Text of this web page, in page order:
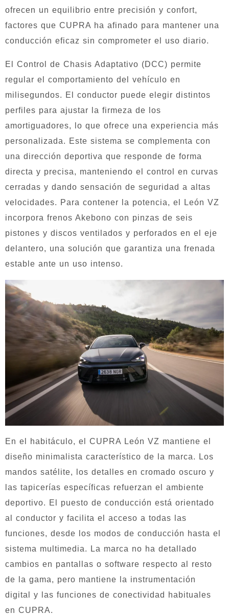
ofrecen un equilibrio entre precisión y confort,
factores que CUPRA ha afinado para mantener una
conducción eficaz sin comprometer el uso diario.
El Control de Chasis Adaptativo (DCC) permite
regular el comportamiento del vehículo en
milisegundos. El conductor puede elegir distintos
perfiles para ajustar la firmeza de los
amortiguadores, lo que ofrece una experiencia más
personalizada. Este sistema se complementa con
una dirección deportiva que responde de forma
directa y precisa, manteniendo el control en curvas
cerradas y dando sensación de seguridad a altas
velocidades. Para contener la potencia, el León VZ
incorpora frenos Akebono con pinzas de seis
pistones y discos ventilados y perforados en el eje
delantero, una solución que garantiza una frenada
estable ante un uso intenso.
En el habitáculo, el CUPRA León VZ mantiene el
diseño minimalista característico de la marca. Los
mandos satélite, los detalles en cromado oscuro y
las tapicerías específicas refuerzan el ambiente
deportivo. El puesto de conducción está orientado
al conductor y facilita el acceso a todas las
funciones, desde los modos de conducción hasta el
sistema multimedia. La marca no ha detallado
cambios en pantallas o software respecto al resto
de la gama, pero mantiene la instrumentación
digital y las funciones de conectividad habituales
en CUPRA.